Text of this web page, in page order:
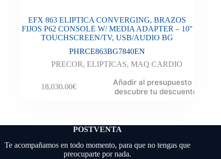
EFX 863 ELIPTICA CONVERGING, BRAZOS
FIJOS P62 CONSOLE W/ MEDIA ADAPTER – 10″
TOUCHSCREEN/TV, USB/AUDIO BG
PHRCE863BG7840EN
PRECOR,ELIPTICAS,MAQ CARDIO
18,030.00€
Añadir al presupuesto y
descubre tu descuento
POSTVENTA
Te acompañamos en todo momento, para que no tengas que
preocuparte por nada.